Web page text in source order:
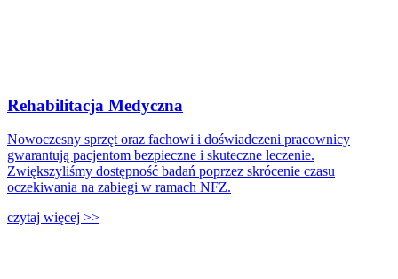
Rehabilitacja Medyczna
Nowoczesny sprzęt oraz fachowi i doświadczeni pracownicy
gwarantują pacjentom bezpieczne i skuteczne leczenie.
Zwiększyliśmy dostępność badań poprzez skrócenie czasu
oczekiwania na zabiegi w ramach NFZ.
czytaj więcej >>